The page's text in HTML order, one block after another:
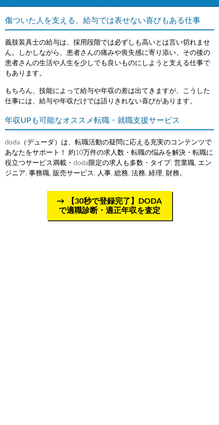
傷ついた人を支える、給与では表せない喜びもある仕事
義肢装具士の給与は、採用段階では必ずしも高いとは言い切れませ
ん。しかしながら、患者さんの痛みや喪失感に寄り添い、その後の
患者さんの生活や人生を少しでも良いものにしようと支える仕事で
もあります。
もちろん、技能によって給与や年収の差は出てきますが、こうした
仕事には、給与や年収だけでは語りきれない喜びがあります。
年収UPも可能なオススメ転職・就職支援サービス
doda（デューダ）は、転職活動の疑問に応える充実のコンテンツで
あなたをサポート！ 約10万件の求人数・転職の悩みを解決・転職に
役立つサービス満載・doda限定の求人も多数・タイプ: 営業職, エン
ジニア, 事務職, 販売サービス, 人事, 総務, 法務, 経理, 財務。
【30秒で登録完了】DODA
で適職診断・適正年収を査定